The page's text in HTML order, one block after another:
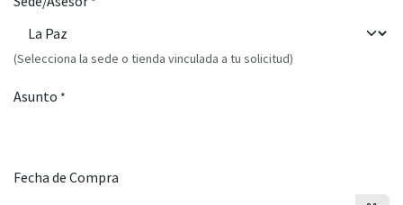
(Selecciona la sede o tienda vinculada a tu solicitud)
Asunto *
Fecha de Compra